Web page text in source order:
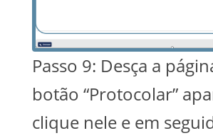
Passo 9: Desça a
botão “Protocolar”
clique nele e em